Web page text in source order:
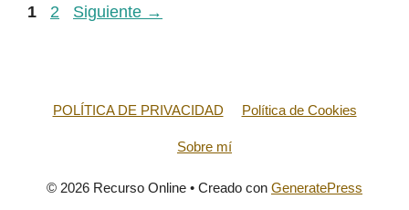
Página
1 Página
2 Siguiente →
POLÍTICA DE PRIVACIDAD Política de Cookies
Sobre mí
© 2026 Recurso Online • Creado con GeneratePress